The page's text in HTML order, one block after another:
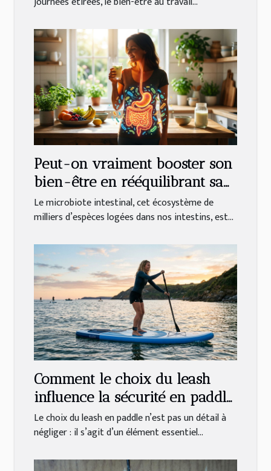
Peut-on vraiment booster son
bien-être en rééquilibrant sa
flore intestinale ?
Le microbiote intestinal, cet écosystème de
milliers d’espèces logées dans nos intestins, est...
Comment le choix du leash
influence la sécurité en paddle
?
Le choix du leash en paddle n’est pas un détail à
négliger : il s’agit d’un élément essentiel...